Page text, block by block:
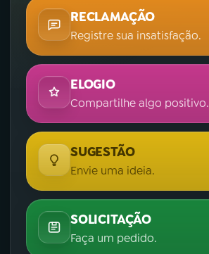
RECLAMAÇÃO
Registre sua insatisfação.
ELOGIO
Compartilhe algo positivo.
SUGESTÃO
Envie uma ideia.
SOLICITAÇÃO
Faça um pedido.